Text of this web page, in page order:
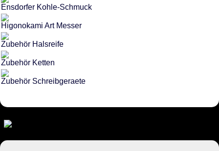
Ensdorfer Kohle-Schmuck
Higonokami Art Messer
Zubehör Halsreife
Zubehör Ketten
Zubehör Schreibgeraete